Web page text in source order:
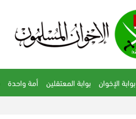
بوابة الإخوان بوابة المعتقلين أمة واحدة